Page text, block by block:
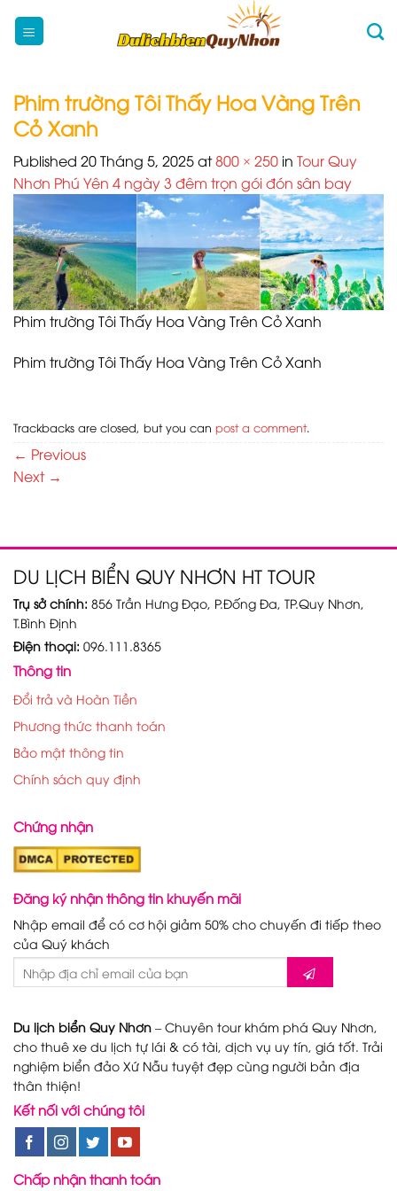
Phim trường Tôi Thấy Hoa Vàng Trên
Cỏ Xanh
Published 20 Tháng 5, 2025at800 × 250 in Tour Quy
Nhơn Phú Yên 4 ngày 3 đêm trọn gói đón sân bay
Phim trường Tôi Thấy Hoa Vàng Trên Cỏ Xanh
Phim trường Tôi Thấy Hoa Vàng Trên Cỏ Xanh
Trackbacks are closed, but you can post a comment.
← Previous
Next →
DU LỊCH BIỂN QUY NHƠN HT TOUR
Trụ sở chính: 856 Trần Hưng Đạo, P.Đống Đa, TP.Quy Nhơn,
T.Bình Định
Điện thoại: 096.111.8365
Thông tin
Đổi trả và Hoàn Tiền
Phương thức thanh toán
Bảo mật thông tin
Chính sách quy định
Chứng nhận
Đăng ký nhận thông tin khuyến mãi
Nhập email để có cơ hội giảm 50% cho chuyến đi tiếp theo
của Quý khách
Du lịch biển Quy Nhơn – Chuyên tour khám phá Quy Nhơn,
cho thuê xe du lịch tự lái & có tài, dịch vụ uy tín, giá tốt. Trải
nghiệm biển đảo Xứ Nẫu tuyệt đẹp cùng người bản địa
thân thiện!
Kết nối với chúng tôi
Chấp nhận thanh toán